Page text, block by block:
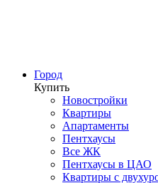
Город
Купить
Новостройки
Квартиры
Апартаменты
Пентхаусы
Все ЖК
Пентхаусы в ЦАО
Квартиры с